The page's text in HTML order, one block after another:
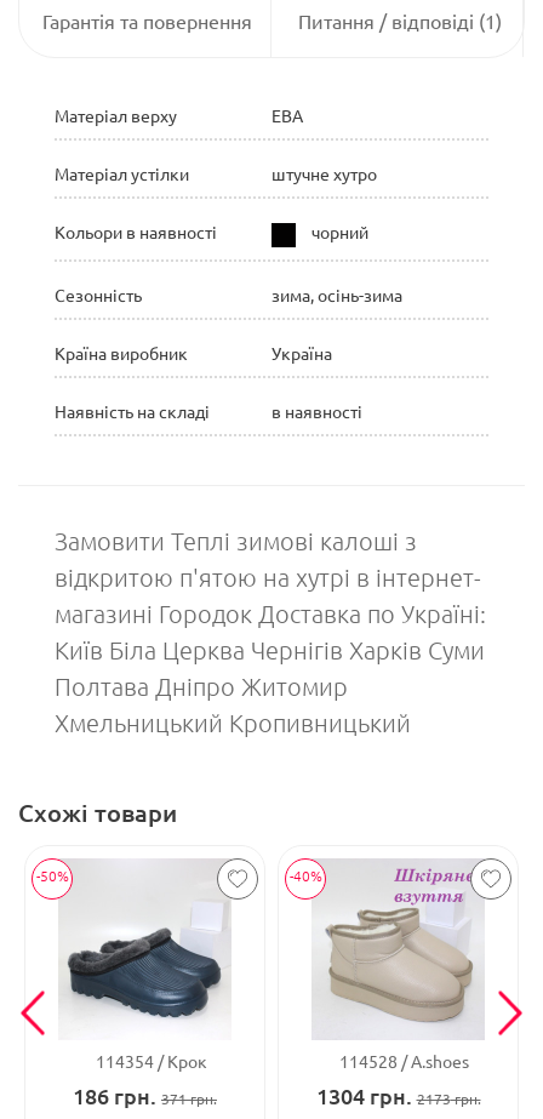
Гарантія та повернення Питання / відповіді (1)
Матеріал верху ЕВА
Матеріал устілки штучне хутро
Кольори в наявності чорний
Сезонність зима, осінь-зима
Країна виробник Україна
Наявність на складі в наявності
Замовити Теплі зимові калоші з
відкритою п'ятою на хутрі в інтернет-
магазині Городок Доставка по Україні:
Київ Біла Церква Чернігів Харків Суми
Полтава Дніпро Житомир
Хмельницький Кропивницький
Схожі товари
-50%
114354 Крок
186 грн. 371грн.
-40%
114528 A.shoes
1304грн. 2173грн.